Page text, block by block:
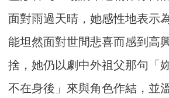
面對雨過天晴，她感性地表示
能坦然面對世間悲喜而感到高
捨，她仍以劇中外祖父那句「
不在身後」來與角色作結，並